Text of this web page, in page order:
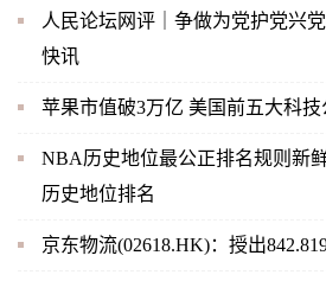
人民论坛网评｜争做为党护党兴
快讯
苹果市值破3万亿 美国前五大科
NBA历史地位最公正排名规则新
历史地位排名
京东物流(02618.HK)：授出